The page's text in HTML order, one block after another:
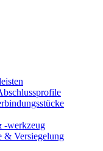
-werkzeug
& Versiegelung